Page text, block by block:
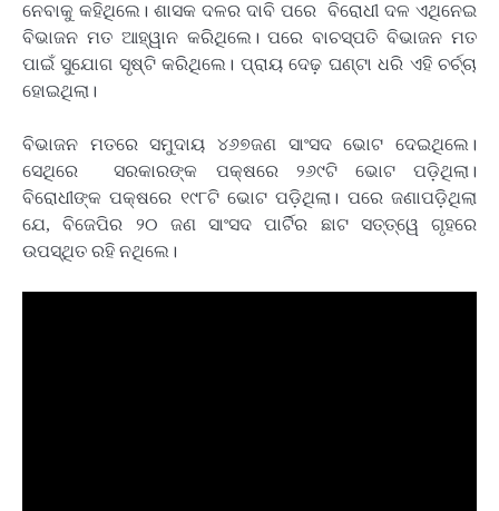
ନେବାକୁ କହିଥିଲେ। ଶାସକ ଦଳର ଦାବି ପରେ ବିରୋଧୀ ଦଳ ଏଥିନେଇ
ବିଭାଜନ ମତ ଆହ୍ୱାନ କରିଥିଲେ। ପରେ ବାଚସ୍ପତି ବିଭାଜନ ମତ
ପାଇଁ ସୁଯୋଗ ସୃଷ୍ଟି କରିଥିଲେ। ପ୍ରାୟ ଦେଢ଼ ଘଣ୍ଟା ଧରି ଏହି ଚର୍ଚ୍ଚା
ହୋଇଥିଲା।
ବିଭାଜନ ମତରେ ସମୁଦାୟ ୪୬୭ଜଣ ସାଂସଦ ଭୋଟ ଦେଇଥିଲେ।
ସେଥିରେ ସରକାରଙ୍କ ପକ୍ଷରେ ୨୬୯ଟି ଭୋଟ ପଡ଼ିଥିଲା।
ବିରୋଧୀଙ୍କ ପକ୍ଷରେ ୧୯୮ଟି ଭୋଟ ପଡ଼ିଥିଲା। ପରେ ଜଣାପଡ଼ିଥିଲା
ଯେ, ବିଜେପିର ୨୦ ଜଣ ସାଂସଦ ପାର୍ଟିର ଛାଟ ସତ୍ତ୍ୱେ ଗୃହରେ
ଉପସ୍ଥିତ ରହି ନଥିଲେ।